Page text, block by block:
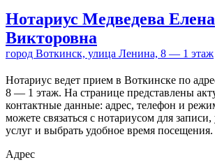
Нотариус Медведева Елена
Викторовна
город Воткинск, улица Ленина, 8 — 1 этаж
Нотариус ведет прием в Воткинске по
8 — 1 этаж. На странице представлены
контактные данные: адрес, телефон и
можете связаться с нотариусом для
услуг и выбрать удобное время посещения.
Адрес